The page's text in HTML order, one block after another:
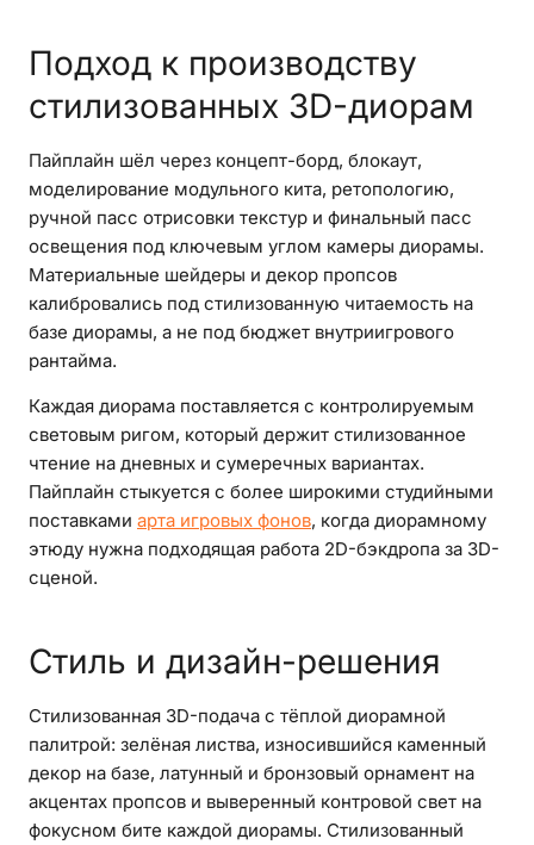
Подход к производству
стилизованных 3D-диорам
Пайплайн шёл через концепт-борд, блокаут,
моделирование модульного кита, ретопологию,
ручной пасс отрисовки текстур и финальный пасс
освещения под ключевым углом камеры диорамы.
Материальные шейдеры и декор пропсов
калибровались под стилизованную читаемость на
базе диорамы, а не под бюджет внутриигрового
рантайма.
Каждая диорама поставляется с контролируемым
световым ригом, который держит стилизованное
чтение на дневных и сумеречных вариантах.
Пайплайн стыкуется с более широкими студийными
поставками арта игровых фонов, когда диорамному
этюду нужна подходящая работа 2D-бэкдропа за 3D-
сценой.
Стиль и дизайн-решения
Стилизованная 3D-подача с тёплой диорамной
палитрой: зелёная листва, износившийся каменный
декор на базе, латунный и бронзовый орнамент на
акцентах пропсов и выверенный контровой свет на
фокусном бите каждой диорамы. Стилизованный